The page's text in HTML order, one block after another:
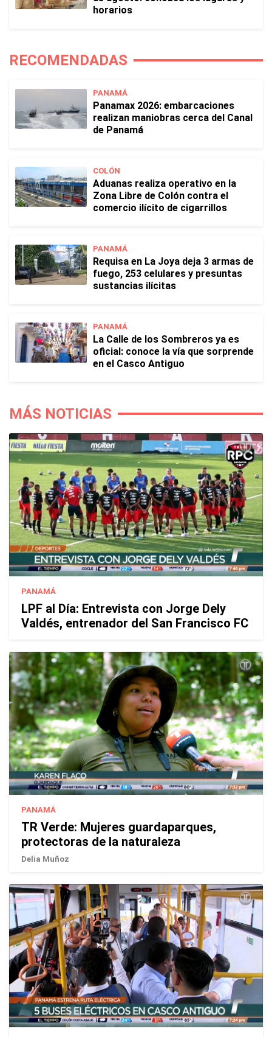
horarios
RECOMENDADAS
PANAMÁ
Panamax 2026: embarcaciones
realizan maniobras cerca del Canal
de Panamá
COLÓN
Aduanas realiza operativo en la
Zona Libre de Colón contra el
comercio ilícito de cigarrillos
PANAMÁ
Requisa en La Joya deja 3 armas de
fuego, 253 celulares y presuntas
sustancias ilícitas
PANAMÁ
La Calle de los Sombreros ya es
oficial: conoce la vía que sorprende
en el Casco Antiguo
MÁS NOTICIAS
PANAMÁ
LPF al Día: Entrevista con Jorge Dely
Valdés, entrenador del San Francisco FC
PANAMÁ
TR Verde: Mujeres guardaparques,
protectoras de la naturaleza
Delia Muñoz